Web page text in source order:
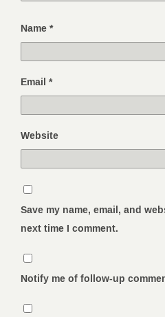
Name*
Email*
Website
Save my name, email, and
next time I comment.
Notify me of follow-up